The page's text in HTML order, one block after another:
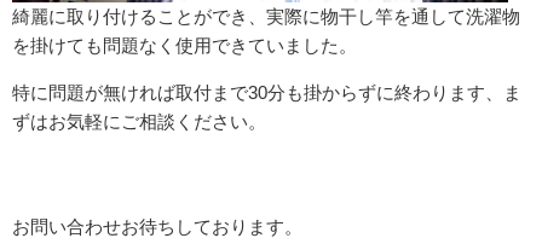
綺麗に取り付けることができ、実際に物干し竿を通して洗濯物
を掛けても問題なく使用できていました。
特に問題が無ければ取付まで30分も掛からずに終わります、ま
ずはお気軽にご相談ください。
お問い合わせお待ちしております。